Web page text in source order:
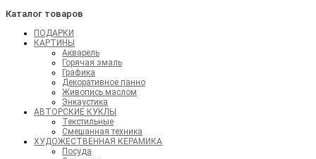
Каталог товаров
ПОДАРКИ
КАРТИНЫ
Акварель
Горячая эмаль
Графика
Декоративное панно
Живопись маслом
Энкаустика
АВТОРСКИЕ КУКЛЫ
Текстильные
Смешанная техника
ХУДОЖЕСТВЕННАЯ КЕРАМИКА
Посуда